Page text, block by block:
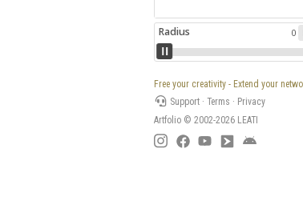
Radius 0
Free your creativity - Extend your
Support ·Terms · Privacy
Artfolio © 2002-2026 LEATI